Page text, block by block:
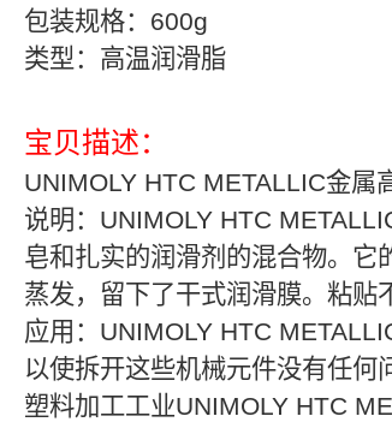
包装规格：600g
类型：高温润滑脂
宝贝描述：
UNIMOLY HTC METALLIC金属
说明：UNIMOLY HTC
皂和扎实的润滑剂的混合物。它
蒸发，留下了干式润滑膜。粘贴
应用：UNIMOLY HTC
以使拆开这些机械元件没有任
塑料加工工业UNIMOLY HTC